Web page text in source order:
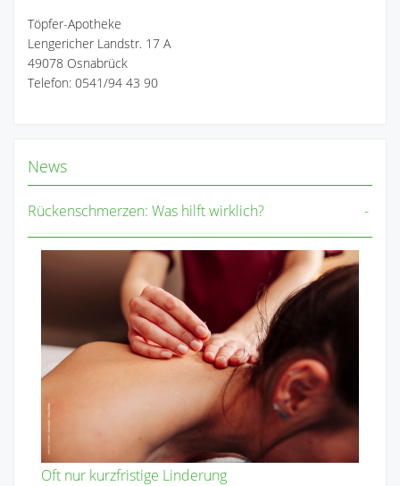
Töpfer-Apotheke
Lengericher Landstr. 17 A
49078 Osnabrück
Telefon: 0541/94 43 90
News
Rückenschmerzen: Was hilft wirklich?
Oft nur kurzfristige Linderung